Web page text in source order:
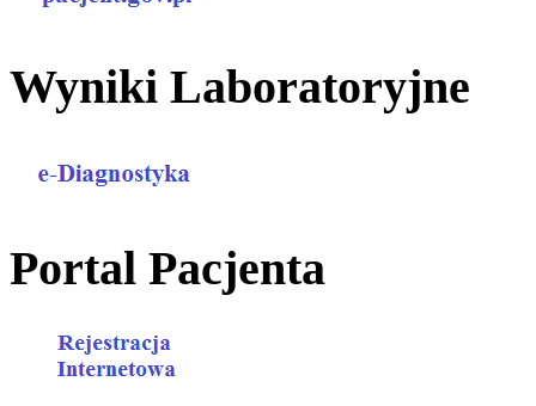
Wyniki Laboratoryjne
Portal Pacjenta